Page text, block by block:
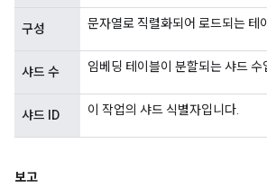
구성 문자열로 직렬화되어 로드되는
샤드 수 임베딩 테이블이 분할되는 샤드 수
샤드 ID 이 작업의 샤드 식별자입니다.
보고